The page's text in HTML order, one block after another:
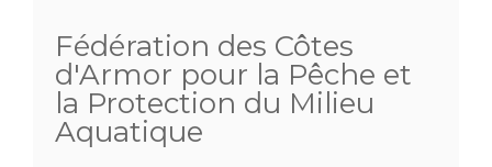
Fédération des Côtes
d'Armor pour la Pêche et
la Protection du Milieu
Aquatique